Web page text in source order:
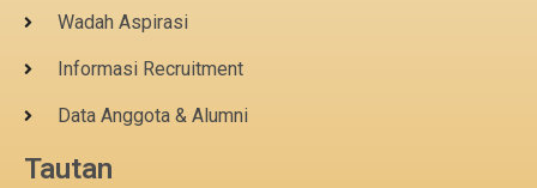
Wadah Aspirasi
Informasi Recruitment
Data Anggota & Alumni
Tautan